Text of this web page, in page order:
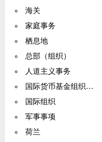
海关
家庭事务
栖息地
总部（组织）
人道主义事务
国际货币基金组织（IMF）
国际组织
军事事项
荷兰